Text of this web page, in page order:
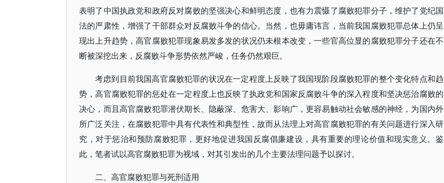
表明了中国执政党和政府反对腐败的坚强决心和鲜明态度，也有力震慑了腐败犯罪分子，维护了党纪国
法的严肃性，增强了干部群众对反腐败斗争的信心。当然，也毋庸讳言，当前我国腐败犯罪总体上仍呈
现出上升趋势，高官腐败犯罪现象易发多发的状况仍未根本改变，一些官高位显的腐败犯罪分子还在不
断被深挖出来，反腐败斗争形势依然严峻，任务仍然艰巨。
考虑到目前我国高官腐败犯罪的状况在一定程度上反映了我国现阶段腐败犯罪的整个变化特点和趋
势，高官腐败犯罪的惩处在一定程度上也反映了执政党和国家反腐败斗争的深入程度和坚决惩治腐败的
决心，而且高官腐败犯罪潜伏期长、隐蔽深、危害大、影响广，更容易触动社会敏感的神经，为国内外
所广泛关注，在腐败犯罪中具有代表性和典型性，故而从法理上对高官腐败犯罪的有关问题进行深入研
究，对于惩治和预防腐败犯罪，更好地促进我国反腐倡廉建设，具有重要的理论价值和现实意义。鉴
此，笔者试以高官腐败犯罪为视域，对其引发出的几个主要法理问题予以探讨。
二、高官腐败犯罪与死刑适用